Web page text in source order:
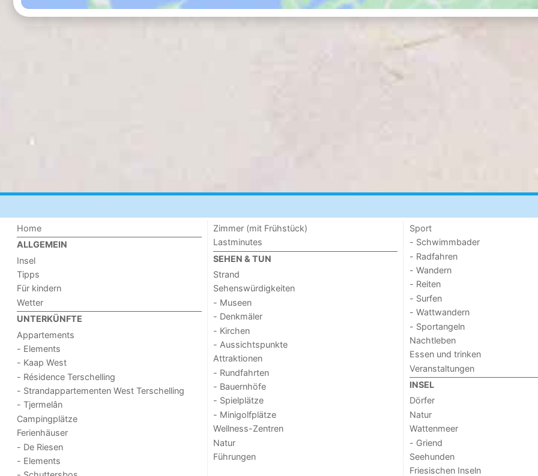
Home
ALLGEMEIN
Insel
Tipps
Für kindern
Wetter
UNTERKÜNFTE
Appartements
- Elements
- Kaap West
- Résidence Terschelling
- Strandappartementen West Terschelling
- Tjermelân
Campingplätze
Ferienhäuser
- De Riesen
- Elements
Zimmer (mit Frühstück)
Lastminutes
SEHEN & TUN
Strand
Sehenswürdigkeiten
- Museen
- Denkmäler
- Kirchen
- Aussichtspunkte
Attraktionen
- Rundfahrten
- Bauernhöfe
- Spielplätze
- Minigolfplätze
Wellness-Zentren
Natur
Führungen
Sport
- Schwimmbader
- Radfahren
- Wandern
- Reiten
- Surfen
- Wattwandern
- Sportangeln
Nachtleben
Essen und trinken
Veranstaltungen
INSEL
Dörfer
Natur
Wattenmeer
- Griend
Seehunden
Friesischen Inseln